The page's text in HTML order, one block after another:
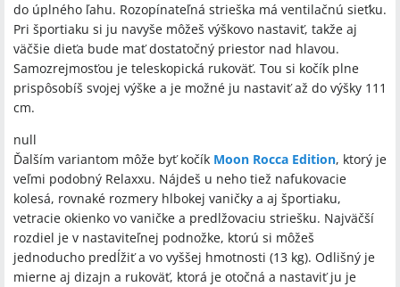
do úplného ľahu. Rozopínateľná strieška má ventilačnú sieťku.
Pri športiaku si ju navyše môžeš výškovo nastaviť, takže aj
väčšie dieťa bude mať dostatočný priestor nad hlavou.
Samozrejmosťou je teleskopická rukoväť. Tou si kočík plne
prispôsobíš svojej výške a je možné ju nastaviť až do výšky 111
cm.
null
Ďalším variantom môže byť kočík Moon Rocca Edition, ktorý je
veľmi podobný Relaxxu. Nájdeš u neho tiež nafukovacie
kolesá, rovnaké rozmery hlbokej vaničky a aj športiaku,
vetracie okienko vo vaničke a predlžovaciu striešku. Najväčší
rozdiel je v nastaviteľnej podnožke, ktorú si môžeš
jednoducho predĺžiť a vo vyššej hmotnosti (13 kg). Odlišný je
mierne aj dizajn a rukoväť, ktorá je otočná a nastaviť ju je